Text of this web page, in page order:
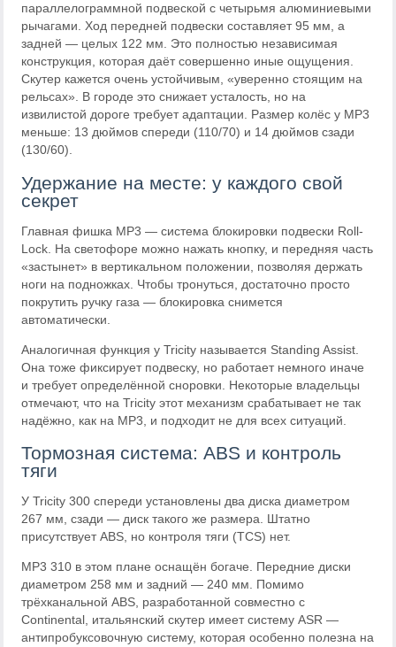
параллелограммной подвеской с четырьмя алюминиевыми
рычагами. Ход передней подвески составляет 95 мм, а
задней — целых 122 мм. Это полностью независимая
конструкция, которая даёт совершенно иные ощущения.
Скутер кажется очень устойчивым, «уверенно стоящим на
рельсах». В городе это снижает усталость, но на
извилистой дороге требует адаптации. Размер колёс у MP3
меньше: 13 дюймов спереди (110/70) и 14 дюймов сзади
(130/60).
Удержание на месте: у каждого свой
секрет
Главная фишка MP3 — система блокировки подвески Roll-
Lock. На светофоре можно нажать кнопку, и передняя часть
«застынет» в вертикальном положении, позволяя держать
ноги на подножках. Чтобы тронуться, достаточно просто
покрутить ручку газа — блокировка снимется
автоматически.
Аналогичная функция у Tricity называется Standing Assist.
Она тоже фиксирует подвеску, но работает немного иначе
и требует определённой сноровки. Некоторые владельцы
отмечают, что на Tricity этот механизм срабатывает не так
надёжно, как на MP3, и подходит не для всех ситуаций.
Тормозная система: ABS и контроль
тяги
У Tricity 300 спереди установлены два диска диаметром
267 мм, сзади — диск такого же размера. Штатно
присутствует ABS, но контроля тяги (TCS) нет.
MP3 310 в этом плане оснащён богаче. Передние диски
диаметром 258 мм и задний — 240 мм. Помимо
трёхканальной ABS, разработанной совместно с
Continental, итальянский скутер имеет систему ASR —
антипробуксовочную систему, которая особенно полезна на